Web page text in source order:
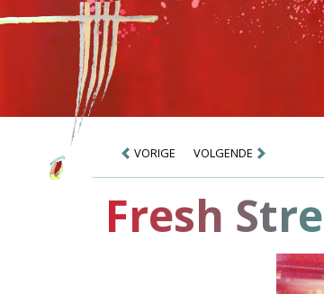
VORIGE VOLGENDE
Fresh